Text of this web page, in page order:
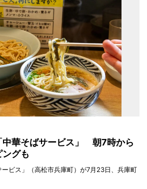
中華そばサービス」 朝7時から
グも
ビス」（高松市兵庫町）が7月23日、兵庫町